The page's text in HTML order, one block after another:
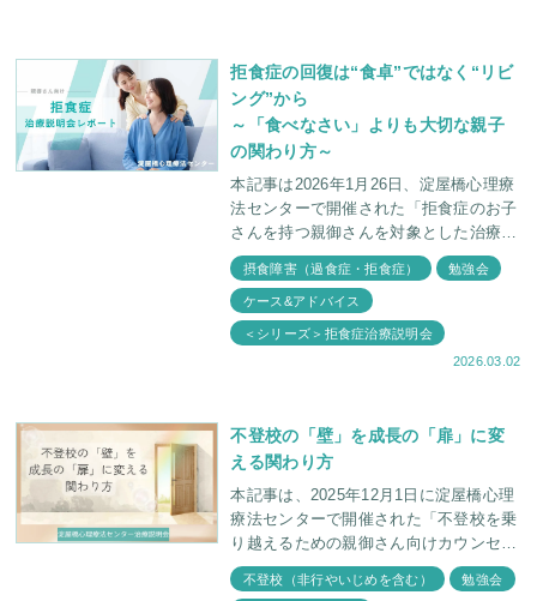
拒食症の回復は“食卓”ではなく“リビ
ング”から
～「食べなさい」よりも大切な親子
の関わり方～
本記事は2026年1月26日、淀屋橋心理療
法センターで開催された「拒食症のお子
さんを持つ親御さんを対象とした治療説
明会」の内容をもとに執筆しています。
今回のテーマは、痩せることに執着する
お子さ
摂食障害（過食症・拒食症） 勉強会
ケース&アドバイス
＜シリーズ＞拒食症治療説明会
2026.03.02
不登校の「壁」を成長の「扉」に変
える関わり方
本記事は、2025年12月1日に淀屋橋心理
療法センターで開催された「不登校を乗
り越えるための親御さん向けカウンセリ
ング説明会」の内容をもとに執筆してい
ます。 当日はアットホームな空間の
不登校（非行やいじめを含む） 勉強会